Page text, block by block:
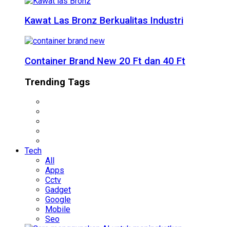
Kawat Las Bronz Berkualitas Industri
Container Brand New 20 Ft dan 40 Ft
Trending Tags
Tech
All
Apps
Cctv
Gadget
Google
Mobile
Seo